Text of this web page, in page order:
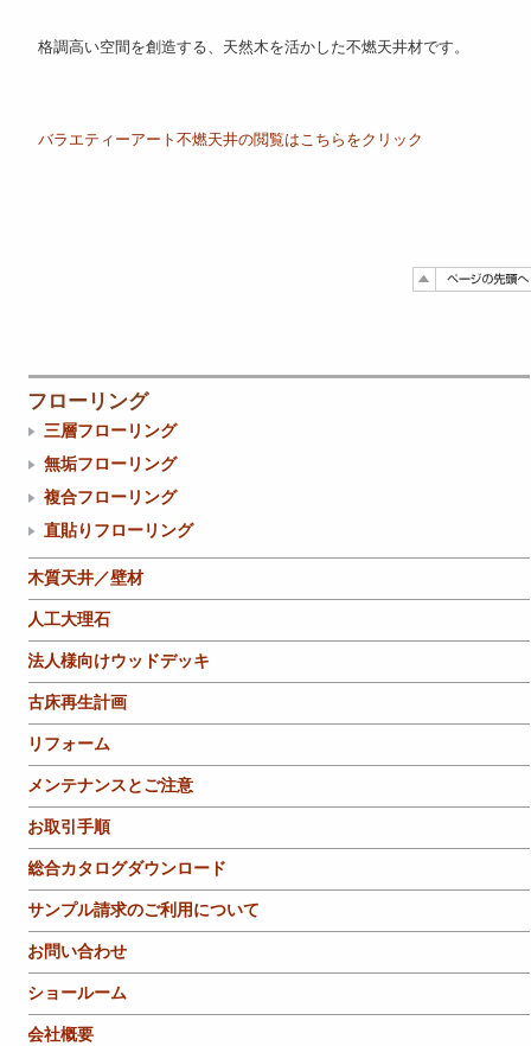
格調高い空間を創造する、天然木を活かした不燃天井材です。
バラエティーアート不燃天井の閲覧はこちらをクリック
フローリング
三層フローリング
無垢フローリング
複合フローリング
直貼りフローリング
木質天井／壁材
人工大理石
法人様向けウッドデッキ
古床再生計画
リフォーム
メンテナンスとご注意
お取引手順
総合カタログダウンロード
サンプル請求のご利用について
お問い合わせ
ショールーム
会社概要